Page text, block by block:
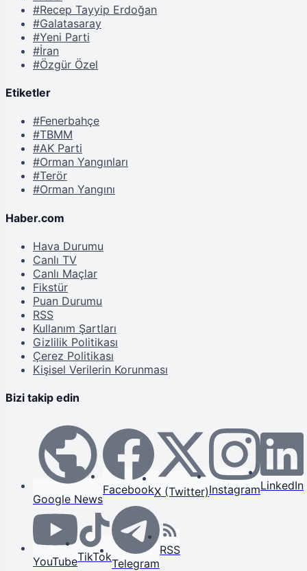
#Recep Tayyip Erdoğan
#Galatasaray
#Yeni Parti
#İran
#Özgür Özel
Etiketler
#Fenerbahçe
#TBMM
#AK Parti
#Orman Yangınları
#Terör
#Orman Yangını
Haber.com
Hava Durumu
Canlı TV
Canlı Maçlar
Fikstür
Puan Durumu
RSS
Kullanım Şartları
Gizlilik Politikası
Çerez Politikası
Kişisel Verilerin Korunması
Bizi takip edin
Google News
FacebookX (Twitter)InstagramLinkedIn
YouTubeTikTokTelegram
RSS